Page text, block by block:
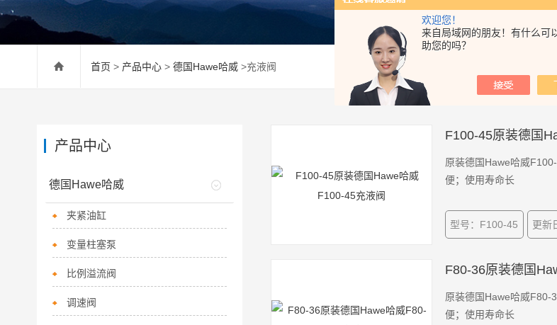
欢迎您！
来自局域网的朋友！有什么可
助您的吗？
首页 > 产品中心 > 德国Hawe哈威 >充液阀
产品中心
德国Hawe哈威
夹紧油缸
变量柱塞泵
比例溢流阀
调速阀
F100-45原装德国
原装德国Hawe哈威
便；使用寿命长
型号：F100-45 更新
F80-36原装德国
原装德国Hawe哈威F80-
便；使用寿命长